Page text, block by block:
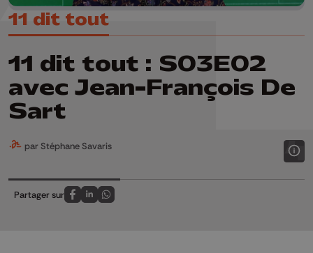
11 dit tout
11 dit tout : S03E02
avec Jean-François De
Sart
par Stéphane Savaris
Partager sur
Partagez sur FaceBook
Partagez sur LinkedIn
Partagez sur Whatsapp